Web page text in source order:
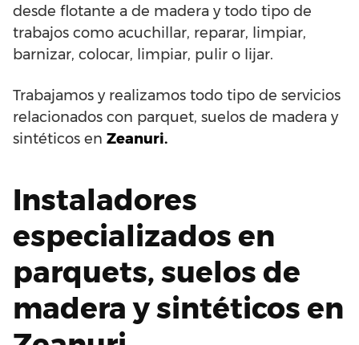
desde flotante a de madera y todo tipo de
trabajos como acuchillar, reparar, limpiar,
barnizar, colocar, limpiar, pulir o lijar.
Trabajamos y realizamos todo tipo de servicios
relacionados con parquet, suelos de madera y
sintéticos en Zeanuri.
Instaladores
especializados en
parquets, suelos de
madera y sintéticos en